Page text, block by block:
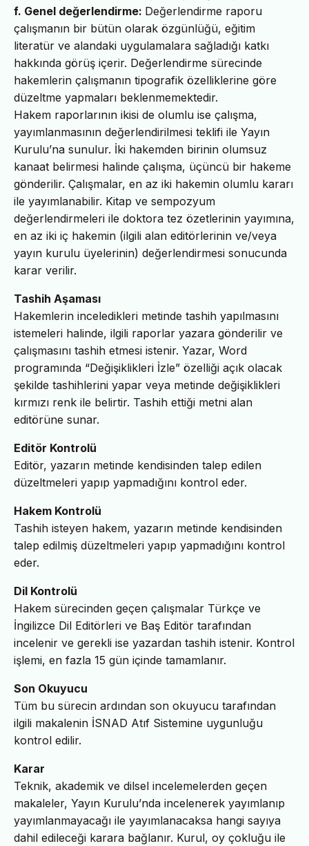
f. Genel değerlendirme: Değerlendirme raporu
çalışmanın bir bütün olarak özgünlüğü, eğitim
literatür ve alandaki uygulamalara sağladığı katkı
hakkında görüş içerir. Değerlendirme sürecinde
hakemlerin çalışmanın tipografik özelliklerine göre
düzeltme yapmaları beklenmemektedir.
Hakem raporlarının ikisi de olumlu ise çalışma,
yayımlanmasının değerlendirilmesi teklifi ile Yayın
Kurulu’na sunulur. İki hakemden birinin olumsuz
kanaat belirmesi halinde çalışma, üçüncü bir hakeme
gönderilir. Çalışmalar, en az iki hakemin olumlu kararı
ile yayımlanabilir. Kitap ve sempozyum
değerlendirmeleri ile doktora tez özetlerinin yayımına,
en az iki iç hakemin (ilgili alan editörlerinin ve/veya
yayın kurulu üyelerinin) değerlendirmesi sonucunda
karar verilir.
Tashih Aşaması
Hakemlerin inceledikleri metinde tashih yapılmasını
istemeleri halinde, ilgili raporlar yazara gönderilir ve
çalışmasını tashih etmesi istenir. Yazar, Word
programında “Değişiklikleri İzle” özelliği açık olacak
şekilde tashihlerini yapar veya metinde değişiklikleri
kırmızı renk ile belirtir. Tashih ettiği metni alan
editörüne sunar.
Editör Kontrolü
Editör, yazarın metinde kendisinden talep edilen
düzeltmeleri yapıp yapmadığını kontrol eder.
Hakem Kontrolü
Tashih isteyen hakem, yazarın metinde kendisinden
talep edilmiş düzeltmeleri yapıp yapmadığını kontrol
eder.
Dil Kontrolü
Hakem sürecinden geçen çalışmalar Türkçe ve
İngilizce Dil Editörleri ve Baş Editör tarafından
incelenir ve gerekli ise yazardan tashih istenir. Kontrol
işlemi, en fazla 15 gün içinde tamamlanır.
Son Okuyucu
Tüm bu sürecin ardından son okuyucu tarafından
ilgili makalenin İSNAD Atıf Sistemine uygunluğu
kontrol edilir.
Karar
Teknik, akademik ve dilsel incelemelerden geçen
makaleler, Yayın Kurulu’nda incelenerek yayımlanıp
yayımlanmayacağı ile yayımlanacaksa hangi sayıya
dahil edileceği karara bağlanır. Kurul, oy çokluğu ile